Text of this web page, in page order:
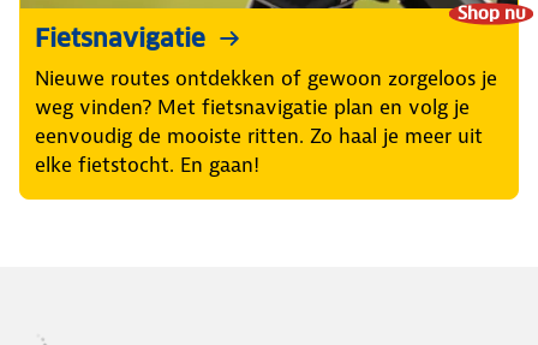
Shop nu
Fietsnavigatie
Nieuwe routes ontdekken of gewoon zorgeloos je
weg vinden? Met fietsnavigatie plan en volg je
eenvoudig de mooiste ritten. Zo haal je meer uit
elke fietstocht. En gaan!